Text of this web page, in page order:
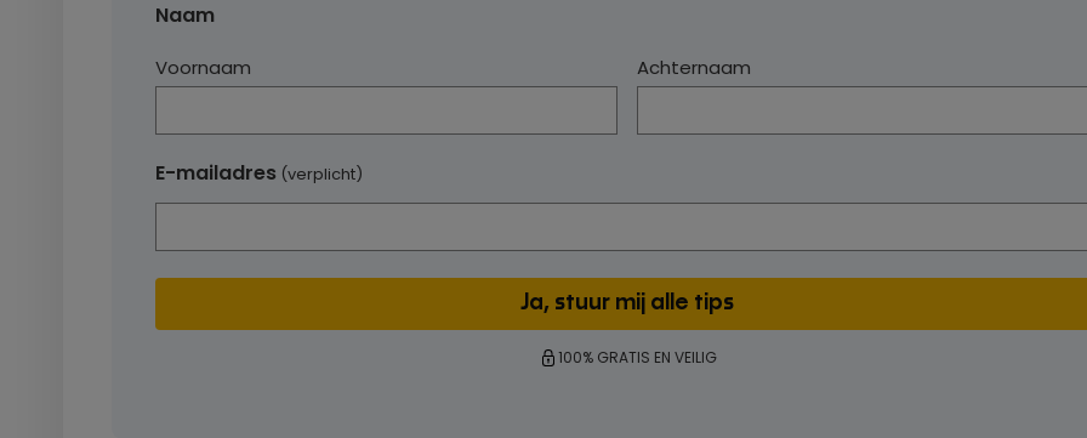
Naam
Voornaam Achternaam
E-mailadres (verplicht)
100% GRATIS EN VEILIG